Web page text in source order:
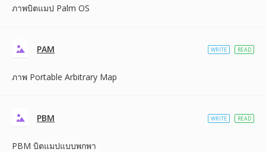
ภาพบิตแมป Palm OS
PAM
ภาพ Portable Arbitrary Map
WRITE READ
PBM
PBM บิตแมปแบบพกพา
WRITE READ